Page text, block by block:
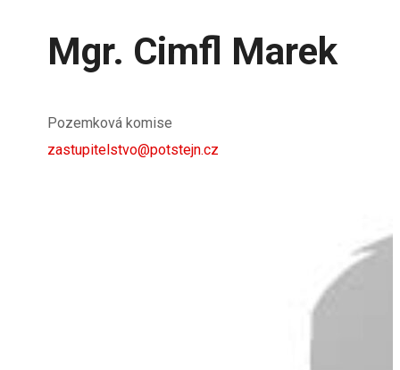
Mgr. Cimfl Marek
Pozemková komise
zastupitelstvo@potstejn.cz